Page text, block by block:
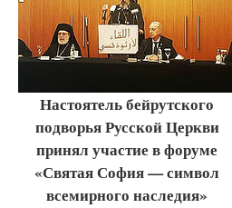
Настоятель бейрутского
подворья Русской Церкви
принял участие в форуме
«Святая София — символ
всемирного наследия»